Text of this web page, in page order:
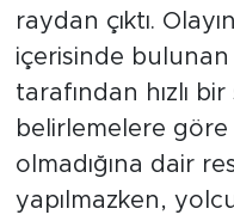
raydan çıktı.
içerisinde
tarafından hızlı
belirlemelere
olmadığına dair
yapılmazken,